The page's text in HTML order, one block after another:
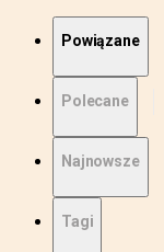
Powiązane
Polecane
Najnowsze
Tagi